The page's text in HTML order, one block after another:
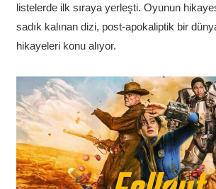
listelerde ilk sıraya yerleşti. Oyunun
sadık kalınan dizi, post-apokaliptik bir
hikayeleri konu alıyor.